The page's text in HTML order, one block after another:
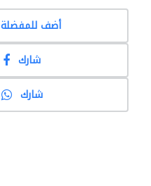
أضف للمفضلة
شارك
شارك